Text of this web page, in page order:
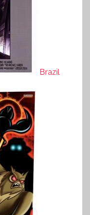
Brazil